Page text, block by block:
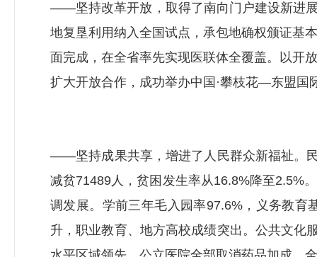
——坚持改革开放，取得了南向门户建设新进
地复垦利用纳入全国试点，承包地确权颁证基
面完成，在全省率先实现医联体全覆盖。以开
扩大开放合作，成功举办中国·攀枝花—东盟国
——坚持成果共享，增进了人民群众新福祉。
减贫71489人，贫困发生率从16.8%降至2.5%
调发展。学前三年毛入园率97.6%，义务教育
升，职业教育、地方高校成绩突出。公共文化